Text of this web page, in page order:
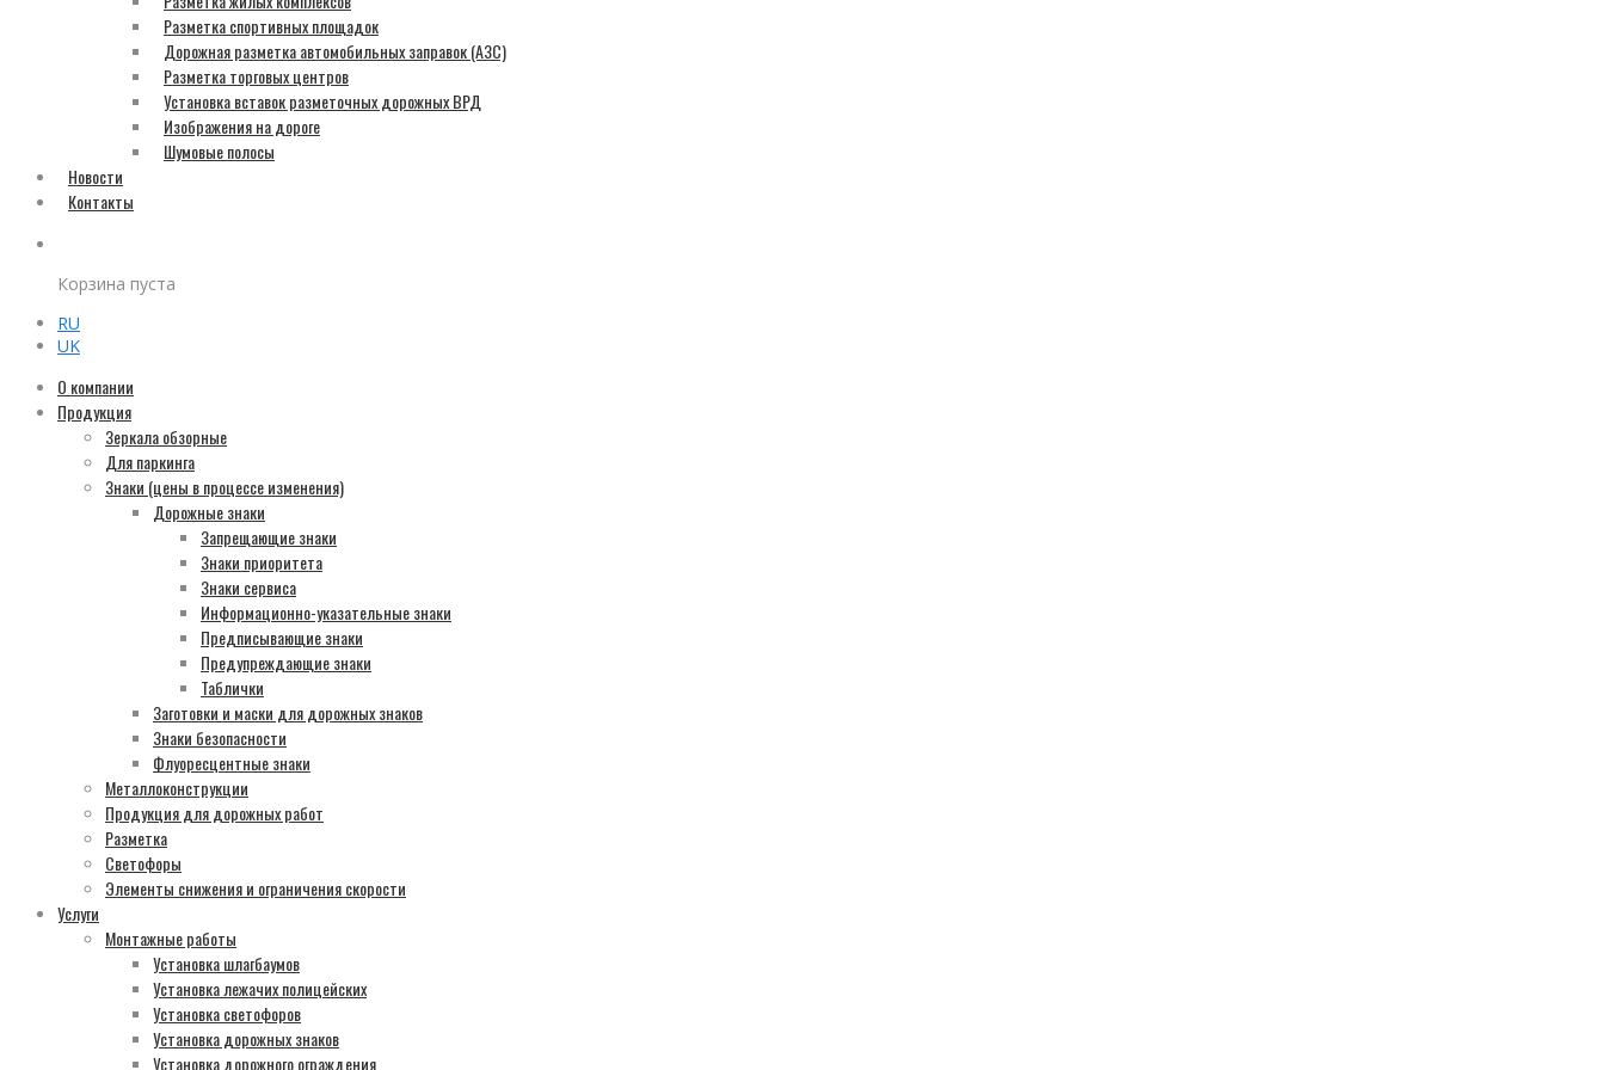
Разметка спортивных площадок
Дорожная разметка автомобильных заправок (АЗС)
Разметка торговых центров
Установка вставок разметочных дорожных ВРД
Изображения на дороге
Шумовые полосы
Новости
Контакты
Корзина пуста
RU
UK
О компании
Продукция
Зеркала обзорные
Для паркинга
Знаки (цены в процессе изменения)
Дорожные знаки
Запрещающие знаки
Знаки приоритета
Знаки сервиса
Информационно-указательные знаки
Предписывающие знаки
Предупреждающие знаки
Таблички
Заготовки и маски для дорожных знаков
Знаки безопасности
Флуоресцентные знаки
Металлоконструкции
Продукция для дорожных работ
Разметка
Светофоры
Элементы снижения и ограничения скорости
Услуги
Монтажные работы
Установка шлагбаумов
Установка лежачих полицейских
Установка светофоров
Установка дорожных знаков
Установка дорожного ограждения